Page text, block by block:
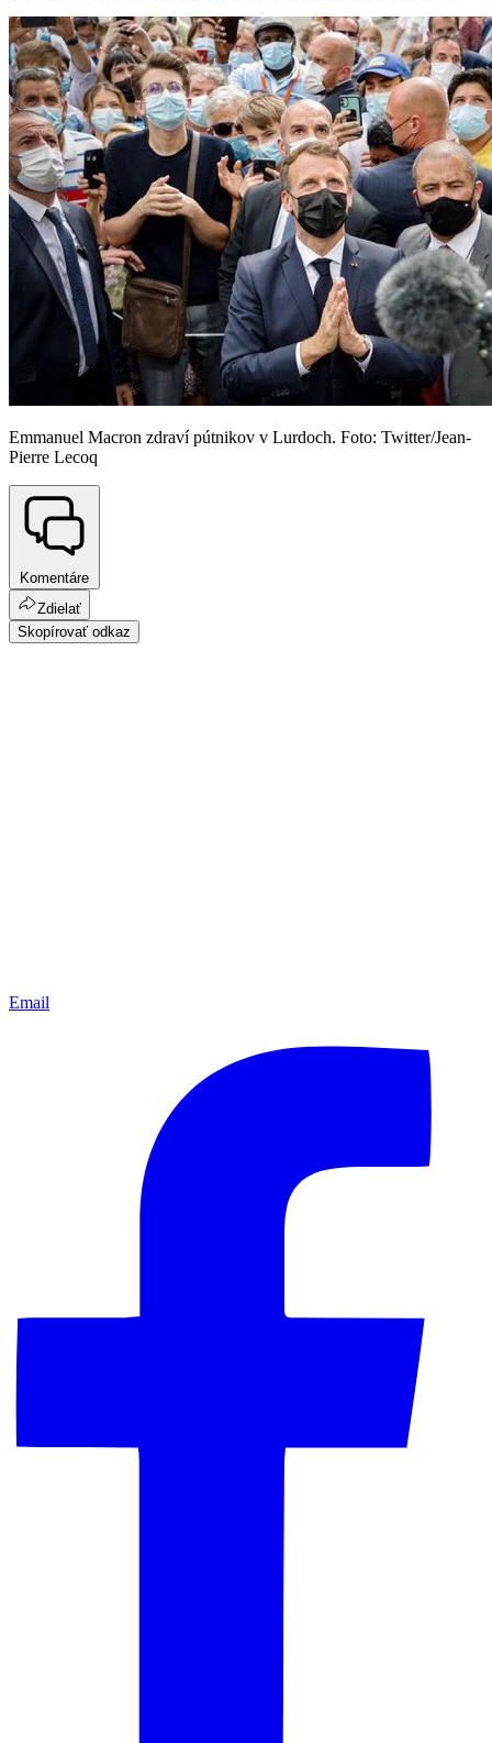
Emmanuel Macron zdraví pútnikov v Lurdoch. Foto: Twitter/Jean-
Pierre Lecoq
Komentáre
Zdielať
Skopírovať odkaz
Email